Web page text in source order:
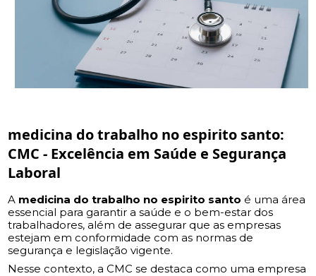
medicina do trabalho no espirito santo:
CMC - Excelência em Saúde e Segurança
Laboral
A medicina do trabalho no espirito santo é uma área
essencial para garantir a saúde e o bem-estar dos
trabalhadores, além de assegurar que as empresas
estejam em conformidade com as normas de
segurança e legislação vigente.
Nesse contexto, a CMC se destaca como uma empresa